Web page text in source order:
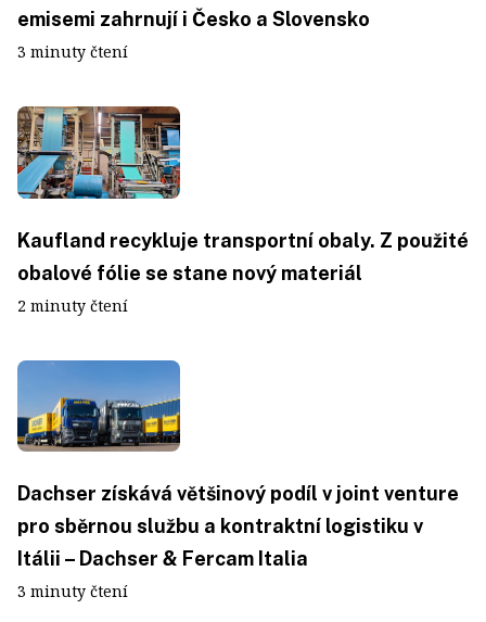
emisemi zahrnují i Česko a Slovensko
3 minuty čtení
Kaufland recykluje transportní obaly. Z použité
obalové fólie se stane nový materiál
2 minuty čtení
Dachser získává většinový podíl v joint venture
pro sběrnou službu a kontraktní logistiku v
Itálii – Dachser & Fercam Italia
3 minuty čtení